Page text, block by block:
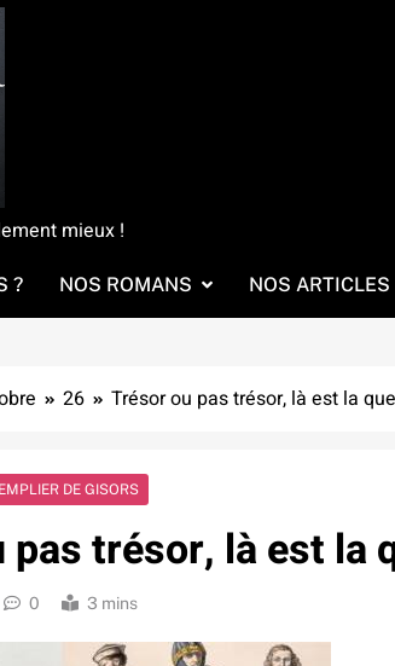
Livres
mieux !
? NOS ROMANS NOS ARTICLES
26 Trésor ou pas trésor, là est la
DE GISORS
pas trésor, là est la
0 3 mins